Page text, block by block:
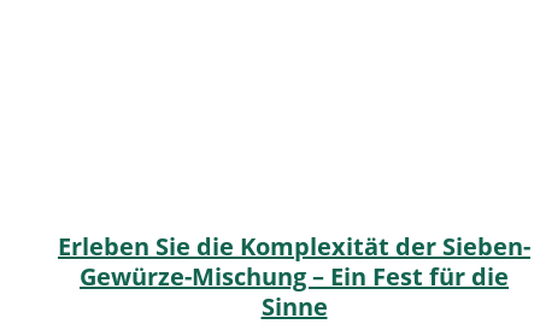
Erleben Sie die Komplexität der Sieben-
Gewürze-Mischung – Ein Fest für die
Sinne